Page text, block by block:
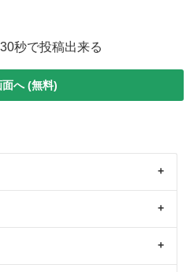
秒で投稿出来る
へ (無料)